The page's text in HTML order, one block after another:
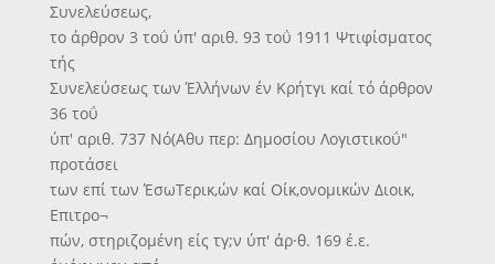
Συνελεύσεως,
το άρθρον 3 τοΰ ύπ' αριθ. 93 τοΰ 1911 Ψτιφίσματος
τής
Συνελεύσεως των Έλλήνων έν Κρήτγι καί τό άρθρον
36 τοΰ
ύπ' αριθ. 737 Νό(Αθυ περ: Δημοσίου Λογιστικοΰ"
προτάσει
των επί των ΈσωΤερικ,ών καί Οίκ,ονομικών Διοικ,
Επιτρο¬
πών, στηριζομένη είς τγ;ν ύπ' άρ·θ. 169 έ.ε.